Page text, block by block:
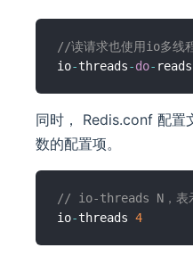
//读请求也使用io多线
io-threads-do-
同时， Redis.conf 配置
数的配置项。
// io-threads N，表
io-threads 4